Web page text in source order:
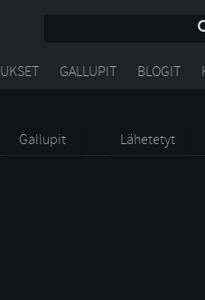
GALLUPIT BLOGIT
Gallupit Lähetetyt